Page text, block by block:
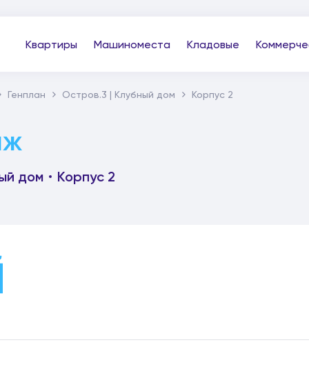
Квартиры Машиноместа Кладовые
Генплан Остров.3 | Клубный дом Корпус 2
дом Корпус 2